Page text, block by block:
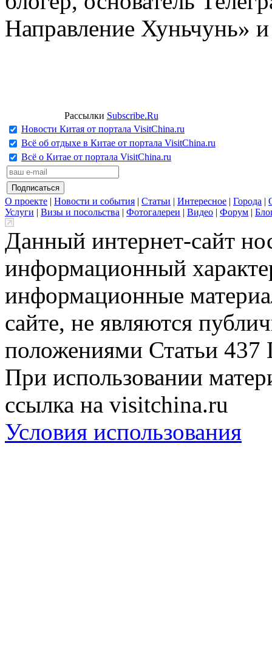
Направление Хуньчунь»
Рассылки Subscribe.Ru
Новости Китая от портала VisitChina.ru
Всё об отдыхе в Китае от портала VisitChina.ru
Всё о Китае от портала VisitChina.ru
О проекте | Новости и события | Статьи | Интересное | Города |
Услуги | Визы и посольства | Фотогалереи | Видео | Форум |
Данный интернет-сайт
информационный
информационные
сайте, не являются
положениями Статьи 437
При использовании
ссылка на visitchina.ru
Условия использования